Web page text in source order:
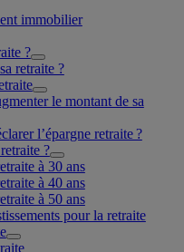
immobilier
?
retraite ?
le montant de sa
l’épargne retraite ?
?
à 30 ans
à 40 ans
à 50 ans
pour la retraite